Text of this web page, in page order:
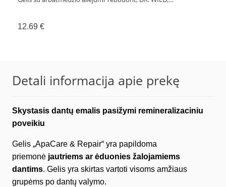
12.69 €
Detali informacija apie prekę
Skystasis dantų emalis pasižymi remineralizaciniu
poveikiu
Gelis „ApaCare & Repair“ yra papildoma
priemonė jautriems ar ėduonies žalojamiems
dantims. Gelis yra skirtas vartoti visoms amžiaus
grupėms po dantų valymo.